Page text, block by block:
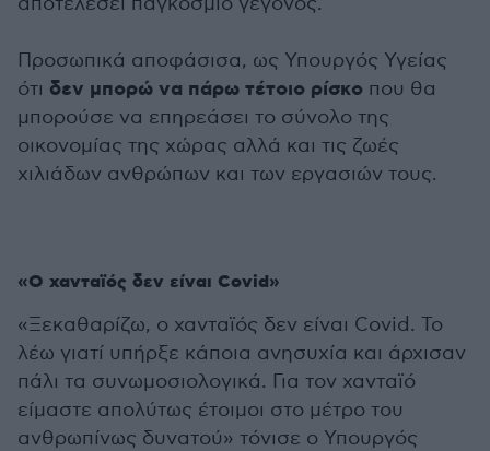
Προσωπικά αποφάσισα, ως Υπουργός Υγείας
ότι δεν μπορώ να πάρω τέτοιο ρίσκο που θα
μπορούσε να επηρεάσει το σύνολο της
οικονομίας της χώρας αλλά και τις ζωές
χιλιάδων ανθρώπων και των εργασιών τους.
«Ο χανταϊός δεν είναι Covid»
«Ξεκαθαρίζω, ο χανταϊός δεν είναι Covid. Το
λέω γιατί υπήρξε κάποια ανησυχία και άρχισαν
πάλι τα συνωμοσιολογικά. Για τον χανταϊό
είμαστε απολύτως έτοιμοι στο μέτρο του
ανθρωπίνως δυνατού» τόνισε ο Υπουργός